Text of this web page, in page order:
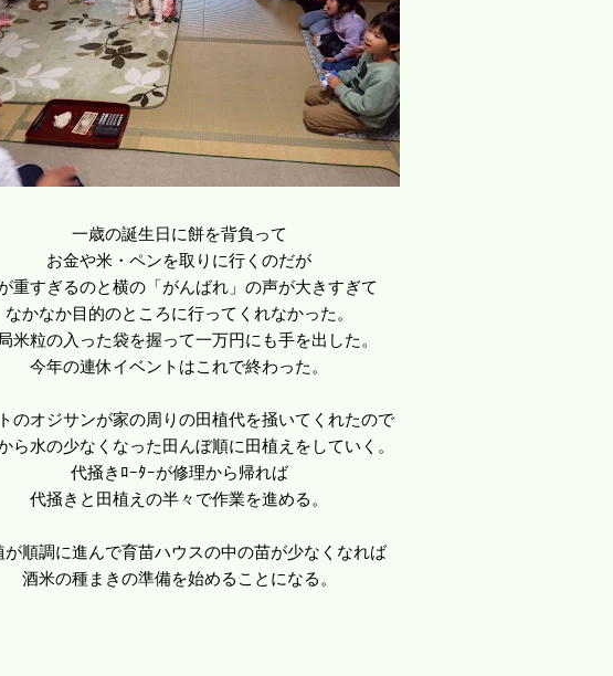
一歳の誕生日に餅を背負って
お金や米・ペンを取りに行くのだが
重すぎるのと横の「がんばれ」の声が大きすぎて
なかなか目的のところに行ってくれなかった。
米粒の入った袋を握って一万円にも手を出した。
今年の連休イベントはこれで終わった。
のオジサンが家の周りの田植代を掻いてくれたので
ら水の少なくなった田んぼ順に田植えをしていく。
代掻きﾛｰﾀｰが修理から帰れば
代掻きと田植えの半々で作業を進める。
が順調に進んで育苗ハウスの中の苗が少なくなれば
酒米の種まきの準備を始めることになる。